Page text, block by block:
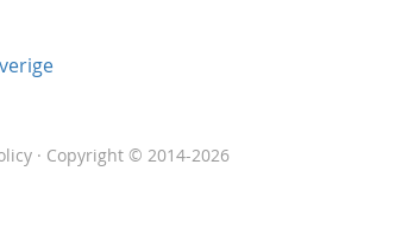
· Copyright © 2014-2026